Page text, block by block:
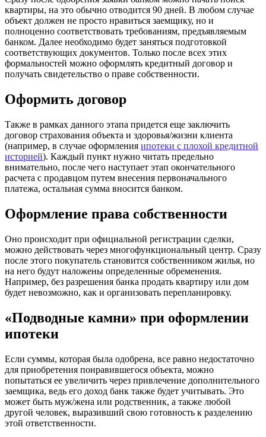
квартиры, на это обычно отводится 90 дней. В любом случае
объект должен не просто нравиться заемщику, но и
полноценно соответствовать требованиям, предъявляемым
банком. Далее необходимо будет заняться подготовкой
соответствующих документов. Только после всех этих
формальностей можно оформлять кредитный договор и
получать свидетельство о праве собственности.
Оформить договор
Также в рамках данного этапа придется еще заключить
договор страхования объекта и здоровья/жизни клиента
(например, в случае оформления ипотеки с плохой кредитной
историей). Каждый пункт нужно читать предельно
внимательно, после чего наступает этап окончательного
расчета с продавцом путем внесения первоначального
платежа, остальная сумма вносится банком.
Оформление права собственности
Оно происходит при официальной регистрации сделки,
можно действовать через многофункциональный центр. Сразу
после этого покупатель становится собственником жилья, но
на него будут наложены определенные обременения.
Например, без разрешения банка продать квартиру или дом
будет невозможно, как и организовать перепланировку.
«Подводные камни» при оформлении
ипотеки
Если суммы, которая была одобрена, все равно недостаточно
для приобретения понравившегося объекта, можно
попытаться ее увеличить через привлечение дополнительного
заемщика, ведь его доход банк также будет учитывать. Это
может быть муж/жена или родственник, а также любой
другой человек, выразивший свою готовность к разделению
этой ответственности.